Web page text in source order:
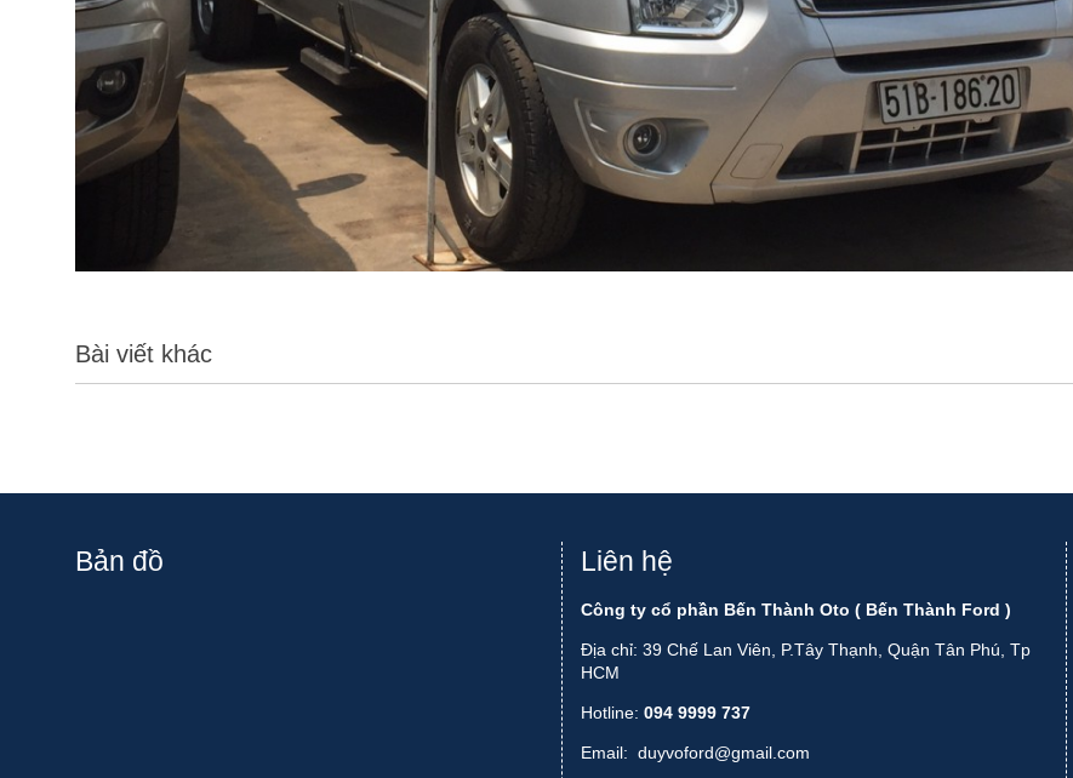
Bài viết khác
Bản đồ Liên hệ
Công ty cổ phần Bến Thành Oto ( Bến Thành Ford )
Địa chỉ: 39 Chế Lan Viên, P.Tây Thạnh, Quận Tân Phú, Tp
HCM
Hotline: 094 9999 737
Email: duyvoford@gmail.com